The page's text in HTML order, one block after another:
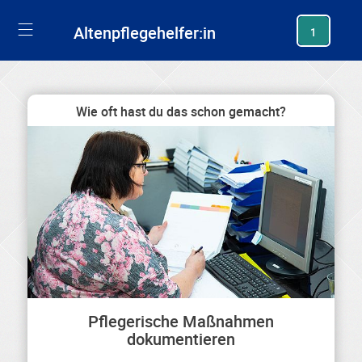
Altenpflegehelfer:in 1
Wie oft hast du das schon gemacht?
Pflegerische Maßnahmen
dokumentieren